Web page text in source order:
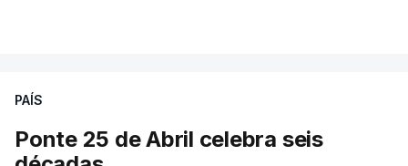
forma inesperada, através da literatura.
Em “Pés de Barro”,
PAÍS
Ponte 25 de Abril celebra seis